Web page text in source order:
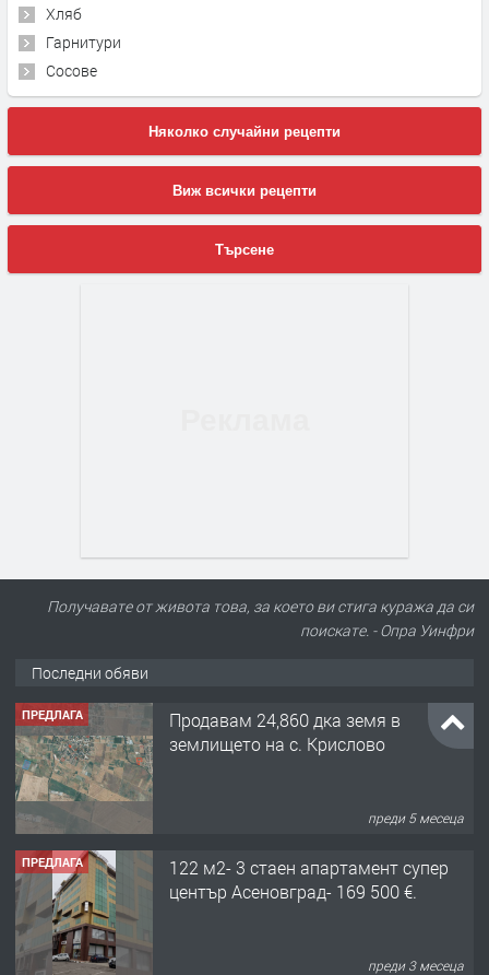
Хляб
Гарнитури
Сосове
Няколко случайни рецепти
Виж всички рецепти
Търсене
Получавате от живота това, за което ви стига куража да си
поискате. - Опра Уинфри
Последни обяви
ПРЕДЛАГА
Продавам 24,860 дка земя в
землището на с. Крислово
преди 5 месеца
ПРЕДЛАГА
122 м2- 3 стаен апартамент супер
център Асеновград- 169 500 €.
преди 3 месеца